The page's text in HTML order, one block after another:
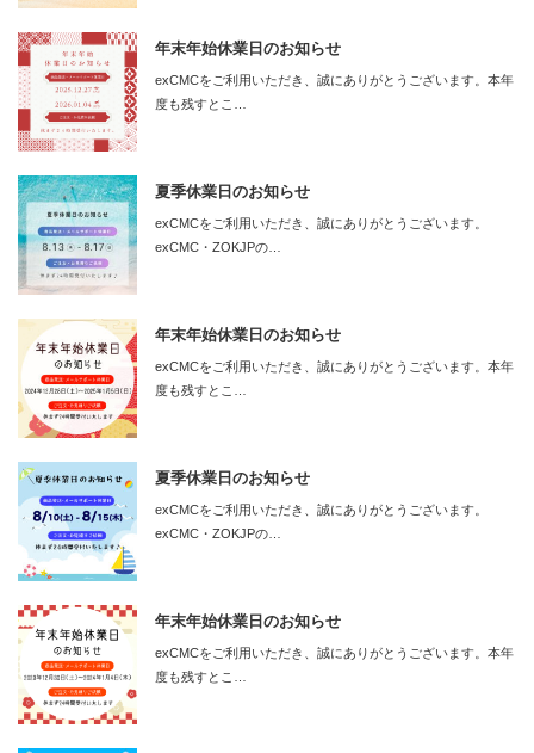
年末年始休業日のお知らせ
exCMCをご利用いただき、誠にありがとうございます。本年
度も残すとこ…
夏季休業日のお知らせ
exCMCをご利用いただき、誠にありがとうございます。
exCMC・ZOKJPの…
年末年始休業日のお知らせ
exCMCをご利用いただき、誠にありがとうございます。本年
度も残すとこ…
夏季休業日のお知らせ
exCMCをご利用いただき、誠にありがとうございます。
exCMC・ZOKJPの…
年末年始休業日のお知らせ
exCMCをご利用いただき、誠にありがとうございます。本年
度も残すとこ…